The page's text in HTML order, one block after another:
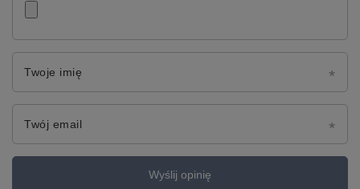
Twoje imię
Twój email
Wyślij opinię